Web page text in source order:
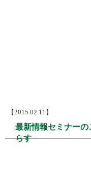
【2015.02.11】
最新情報セミナー
らす